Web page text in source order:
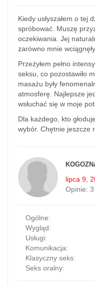
Kiedy usłyszałem o tej
spróbować. Muszę
oczekiwania. Jej
zarówno mnie wciągnęły.
Przeżyłem pełno
seksu, co pozostawiło
masażu były
atmosferę. Najlepsze
wsłuchać się w moje
Dla każdego, kto
wybór. Chętnie jeszcze
lipca 9,
Opinie: 3
Ogólne:
Wygląd:
Usługi:
Komunikacja:
Klasyczny seks:
Seks oralny: